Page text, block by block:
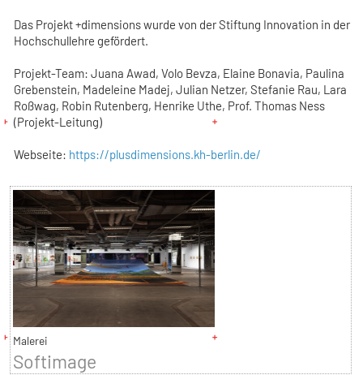
Das Projekt +dimensions wurde von der Stiftung Innovation in der
Hochschullehre gefördert.
Projekt-Team: Juana Awad, Volo Bevza, Elaine Bonavia, Paulina
Grebenstein, Madeleine Madej, Julian Netzer, Stefanie Rau, Lara
Roßwag, Robin Rutenberg, Henrike Uthe, Prof. Thomas Ness
(Projekt-Leitung)
Webseite: https://plusdimensions.kh-berlin.de/
Malerei
Softimage